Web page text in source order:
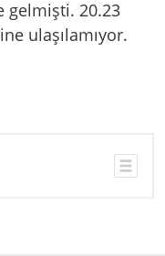
gelmişti. 20.23
ulaşılamıyor.